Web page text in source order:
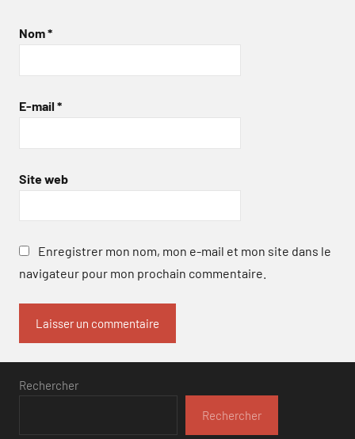
Nom*
E-mail *
Site web
Enregistrer mon nom, mon e-mail et mon site dans le
navigateur pour mon prochain commentaire.
Rechercher
Rechercher